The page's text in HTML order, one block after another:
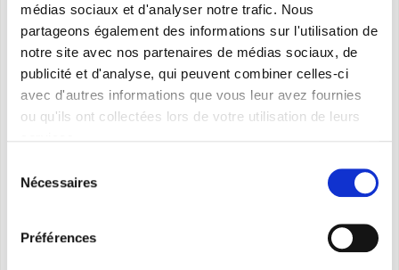
médias sociaux et d'analyser notre trafic. Nous
partageons également des informations sur l'utilisation de
notre site avec nos partenaires de médias sociaux, de
publicité et d'analyse, qui peuvent combiner celles-ci
avec d'autres informations que vous leur avez fournies
ou qu'ils ont collectées lors de votre utilisation de leurs
Nécessaires
Préférences
Type *
Message *
confidentialité